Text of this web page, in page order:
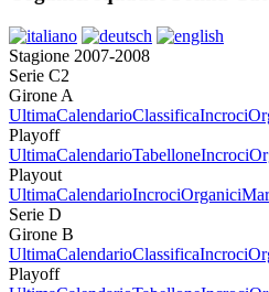
Stagione 2007-2008
Serie C2
Girone A
UltimaCalendarioClassificaIncroci
Playoff
UltimaCalendarioTabelloneIncroci
Playout
UltimaCalendarioIncrociOrganici
Serie D
Girone B
UltimaCalendarioClassificaIncroci
Playoff